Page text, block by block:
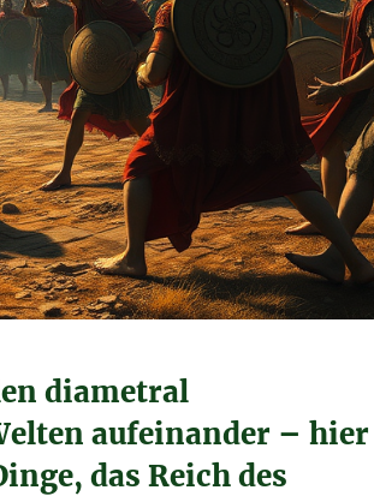
diametral
aufeinander – hier
das Reich des